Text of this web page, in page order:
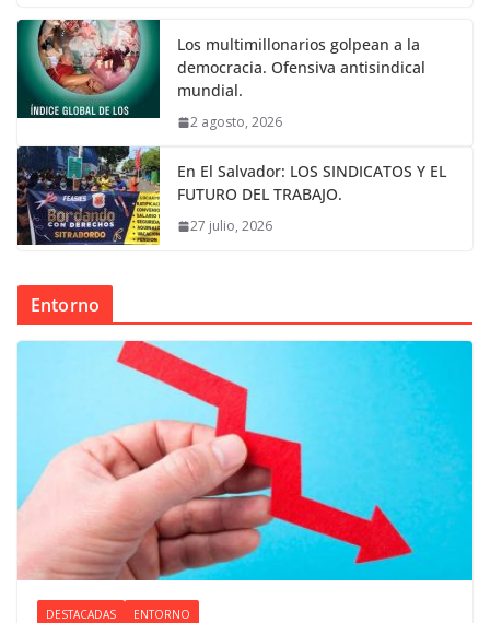
Los multimillonarios golpean a la
democracia. Ofensiva antisindical
mundial.
2 agosto, 2026
En El Salvador: LOS SINDICATOS Y EL
FUTURO DEL TRABAJO.
27 julio, 2026
Entorno
DESTACADAS ENTORNO